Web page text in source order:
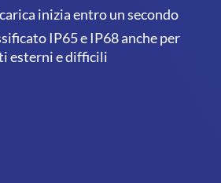
inizia entro un secondo
IP65 e IP68 anche per
esterni e difficili